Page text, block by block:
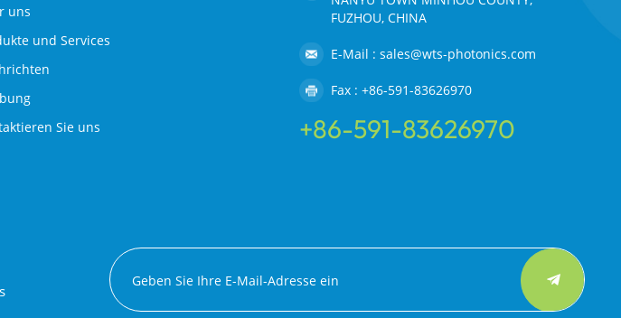
uns
und Services
Sie uns
FUZHOU, CHINA
E-Mail : sales@wts-photonics.com
Fax : +86-591-83626970
+86-591-83626970